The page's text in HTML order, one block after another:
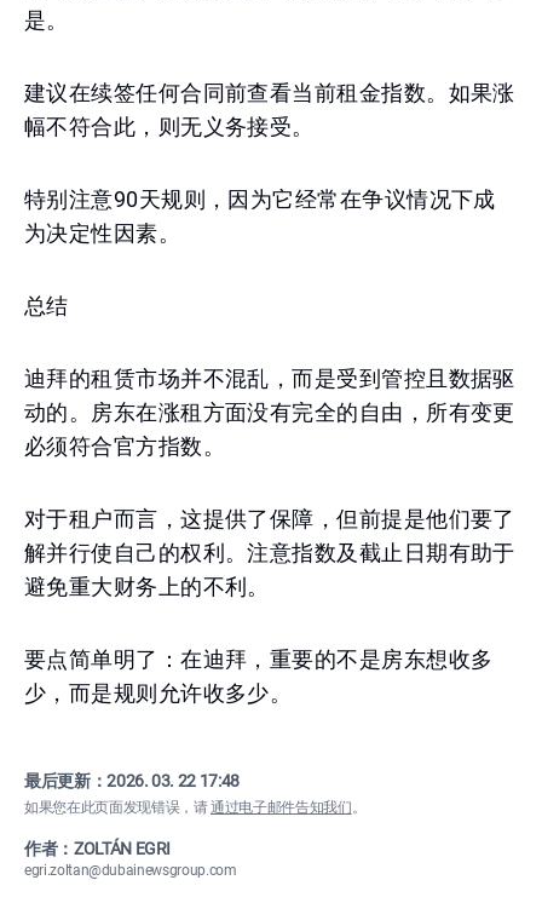
是。
建议在续签任何合同前查看当前租金指数。如果涨
幅不符合此，则无义务接受。
特别注意90天规则，因为它经常在争议情况下成
为决定性因素。
总结
迪拜的租赁市场并不混乱，而是受到管控且数据驱
动的。房东在涨租方面没有完全的自由，所有变更
必须符合官方指数。
对于租户而言，这提供了保障，但前提是他们要了
解并行使自己的权利。注意指数及截止日期有助于
避免重大财务上的不利。
要点简单明了：在迪拜，重要的不是房东想收多
少，而是规则允许收多少。
最后更新：2026. 03. 22 17:48
如果您在此页面发现错误，请通过电子邮件告知我们。
作者：ZOLTÁN EGRI
egri.zoltan@dubainewsgroup.com